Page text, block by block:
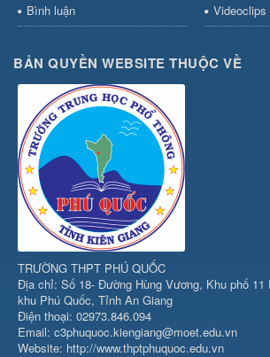
Bình luận
Videoclips
BẢN QUYỀN WEBSITE THUỘC VỀ
TRƯỜNG THPT PHÚ QUỐC
Địa chỉ: Số 18- Đường Hùng Vương, Khu phố
khu Phú Quốc, Tỉnh An Giang
Điện thoại: 02973.846.094
Email: c3phuquoc.kiengiang@moet.edu.vn
Website: http://www.thptphuquoc.edu.vn